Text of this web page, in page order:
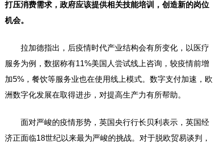
打压消费需求，政府应该提供相关技能培训
，创造新的岗位
机会。
拉加德指出，后疫情时代产业结构会有所变化，以医疗
服务为例，数据称有11%美国人尝试线上咨询，较疫情前增
加5%，餐饮等服务业也在使用线上模式。数字支付加速，欧
洲数字化发展在取得进步，对提高生产力有所帮助。
面对严峻的疫情形势，英国央行行长贝利表示，英国经
济正面临18世纪以来最为严峻的挑战。对于脱欧贸易谈判，